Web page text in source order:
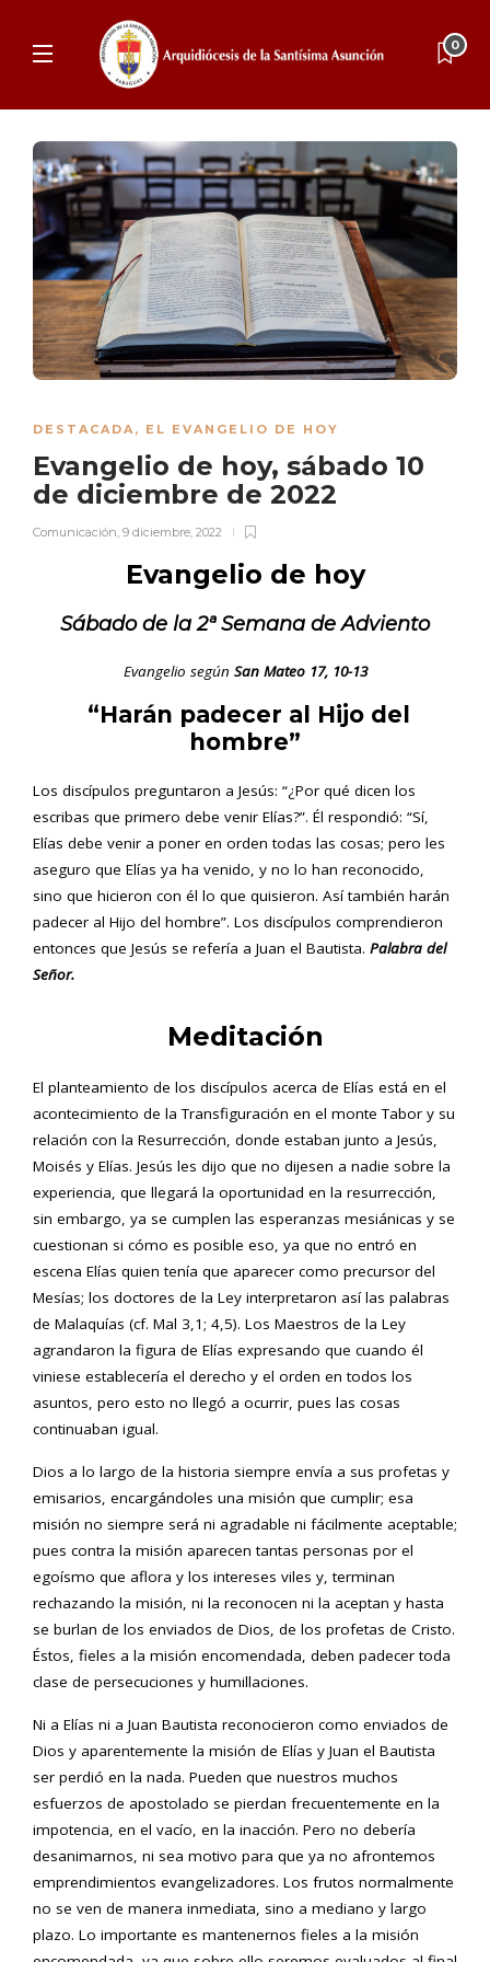
0
DESTACADA, EL EVANGELIO DE HOY
Evangelio de hoy, sábado 10
de diciembre de 2022
Comunicación, 9 diciembre, 2022
Evangelio de hoy
Sábado de la 2ª Semana de Adviento
Evangelio según San Mateo 17, 10-13
“Harán padecer al Hijo del
hombre”
Los discípulos preguntaron a Jesús: “¿Por qué dicen los
escribas que primero debe venir Elías?”. Él respondió: “Sí,
Elías debe venir a poner en orden todas las cosas; pero les
aseguro que Elías ya ha venido, y no lo han reconocido,
sino que hicieron con él lo que quisieron. Así también harán
padecer al Hijo del hombre”. Los discípulos comprendieron
entonces que Jesús se refería a Juan el Bautista. Palabra del
Señor.
Meditación
El planteamiento de los discípulos acerca de Elías está en el
acontecimiento de la Transfiguración en el monte Tabor y su
relación con la Resurrección, donde estaban junto a Jesús,
Moisés y Elías. Jesús les dijo que no dijesen a nadie sobre la
experiencia, que llegará la oportunidad en la resurrección,
sin embargo, ya se cumplen las esperanzas mesiánicas y se
cuestionan si cómo es posible eso, ya que no entró en
escena Elías quien tenía que aparecer como precursor del
Mesías; los doctores de la Ley interpretaron así las palabras
de Malaquías (cf. Mal 3,1; 4,5). Los Maestros de la Ley
agrandaron la figura de Elías expresando que cuando él
viniese establecería el derecho y el orden en todos los
asuntos, pero esto no llegó a ocurrir, pues las cosas
continuaban igual.
Dios a lo largo de la historia siempre envía a sus profetas y
emisarios, encargándoles una misión que cumplir; esa
misión no siempre será ni agradable ni fácilmente aceptable;
pues contra la misión aparecen tantas personas por el
egoísmo que aflora y los intereses viles y, terminan
rechazando la misión, ni la reconocen ni la aceptan y hasta
se burlan de los enviados de Dios, de los profetas de Cristo.
Éstos, fieles a la misión encomendada, deben padecer toda
clase de persecuciones y humillaciones.
Ni a Elías ni a Juan Bautista reconocieron como enviados de
Dios y aparentemente la misión de Elías y Juan el Bautista
ser perdió en la nada. Pueden que nuestros muchos
esfuerzos de apostolado se pierdan frecuentemente en la
impotencia, en el vacío, en la inacción. Pero no debería
desanimarnos, ni sea motivo para que ya no afrontemos
emprendimientos evangelizadores. Los frutos normalmente
no se ven de manera inmediata, sino a mediano y largo
plazo. Lo importante es mantenernos fieles a la misión